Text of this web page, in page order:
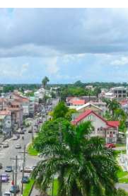
Chiedi a un
Affidati agli
compliance globale
DIVENTA NOSTRO
Partner
Integra l'HR
flessibile
CASE STUDIES
Nederlands
Français
Deutsch
Español
Italiano
Português (Portugal)